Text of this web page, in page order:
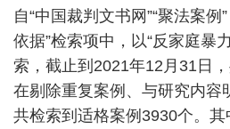
自“中国裁判文书网”“聚法案例 ”
依据”检索项中，以“反家庭暴
索，截止到 2021年12 月 31 日
在剔除重复案例、与研究内容
共检索到适格案例 3930个。其